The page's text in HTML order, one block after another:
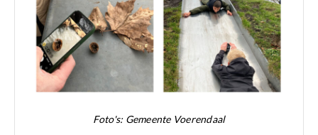
Foto's: Gemeente Voerendaal